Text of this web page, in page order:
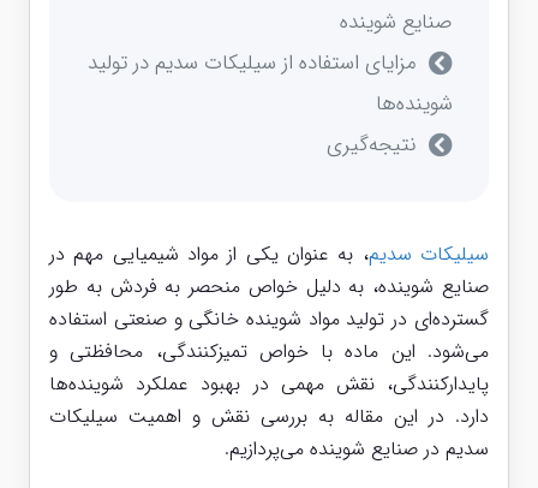
صنایع شوینده
مزایای استفاده از سیلیکات سدیم در تولید
شوینده‌ها
نتیجه‌گیری
سیلیکات سدیم، به عنوان یکی از مواد شیمیایی مهم در
صنایع شوینده، به دلیل خواص منحصر به فردش به طور
گسترده‌ای در تولید مواد شوینده خانگی و صنعتی استفاده
می‌شود. این ماده با خواص تمیزکنندگی، محافظتی و
پایدارکنندگی، نقش مهمی در بهبود عملکرد شوینده‌ها
دارد. در این مقاله به بررسی نقش و اهمیت سیلیکات
سدیم در صنایع شوینده می‌پردازیم.